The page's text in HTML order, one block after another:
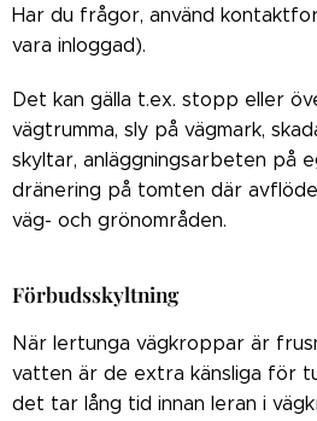
Har du frågor, använd
vara inloggad).
Det kan gälla t.ex. stopp eller
vägtrumma, sly på vägmark,
skyltar, anläggningsarbeten på
dränering på tomten där
väg- och grönområden.
Förbudsskyltning
När lertunga vägkroppar är
vatten är de extra känsliga för
det tar lång tid innan leran i